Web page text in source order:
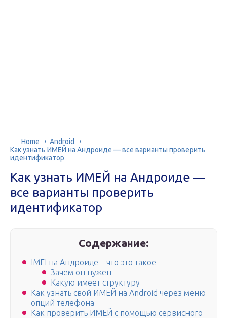
Home
Android
Как узнать ИМЕЙ на Андроиде — все варианты проверить
идентификатор
Как узнать ИМЕЙ на Андроиде —
все варианты проверить
идентификатор
Содержание:
IMEI на Андроиде – что это такое
Зачем он нужен
Какую имеет структуру
Как узнать свой ИМЕЙ на Android через меню
опций телефона
Как проверить ИМЕЙ с помощью сервисного